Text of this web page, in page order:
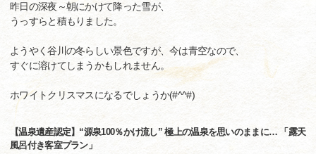
昨日の深夜～朝にかけて降った雪が、
うっすらと積もりました。
ようやく谷川の冬らしい景色ですが、今は青空なので、
すぐに溶けてしまうかもしれません。
ホワイトクリスマスになるでしょうか(#^^#)
【温泉遺産認定】“源泉100％かけ流し” 極上の温泉を思いのままに… 「露天
風呂付き客室プラン」